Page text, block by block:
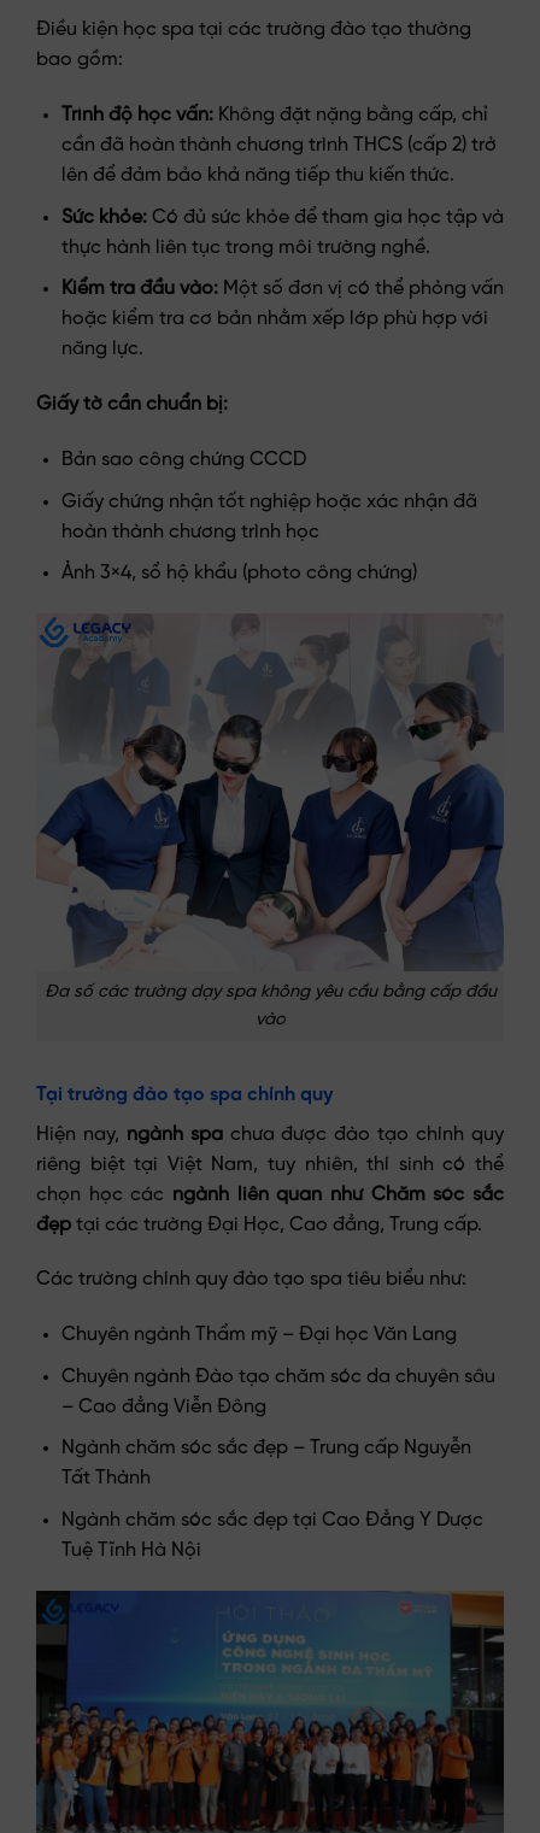
Điều kiện học spa tại các trường đào tạo thường
bao gồm:
Trình độ học vấn: Không đặt nặng bằng cấp, chỉ
cần đã hoàn thành chương trình THCS (cấp 2) trở
lên để đảm bảo khả năng tiếp thu kiến thức.
Sức khỏe: Có đủ sức khỏe để tham gia học tập và
thực hành liên tục trong môi trường nghề.
Kiểm tra đầu vào: Một số đơn vị có thể phỏng vấn
hoặc kiểm tra cơ bản nhằm xếp lớp phù hợp với
năng lực.
Giấy tờ cần chuẩn bị:
Bản sao công chứng CCCD
Giấy chứng nhận tốt nghiệp hoặc xác nhận đã
hoàn thành chương trình học
Ảnh 3×4, sổ hộ khẩu (photo công chứng)
Đa số các trường dạy spa không yêu cầu bằng cấp đầu
vào
Tại trường đào tạo spa chính quy
Hiện nay, ngành spachưa được đào tạo chính quy
riêng biệt tại Việt Nam, tuy nhiên, thí sinh có thể
chọn học các ngành liên quan như Chăm sóc sắc
đẹp tại các trường Đại Học, Cao đẳng, Trung cấp.
Các trường chính quy đào tạo spa tiêu biểu như:
Chuyên ngành Thẩm mỹ – Đại học Văn Lang
Chuyên ngành Đào tạo chăm sóc da chuyên sâu
– Cao đẳng Viễn Đông
Ngành chăm sóc sắc đẹp – Trung cấp Nguyễn
Tất Thành
Ngành chăm sóc sắc đẹp tại Cao Đẳng Y Dược
Tuệ Tĩnh Hà Nội